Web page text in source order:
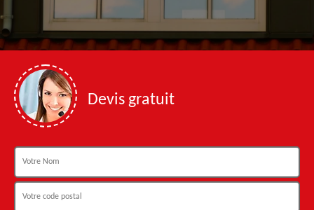
Devis gratuit